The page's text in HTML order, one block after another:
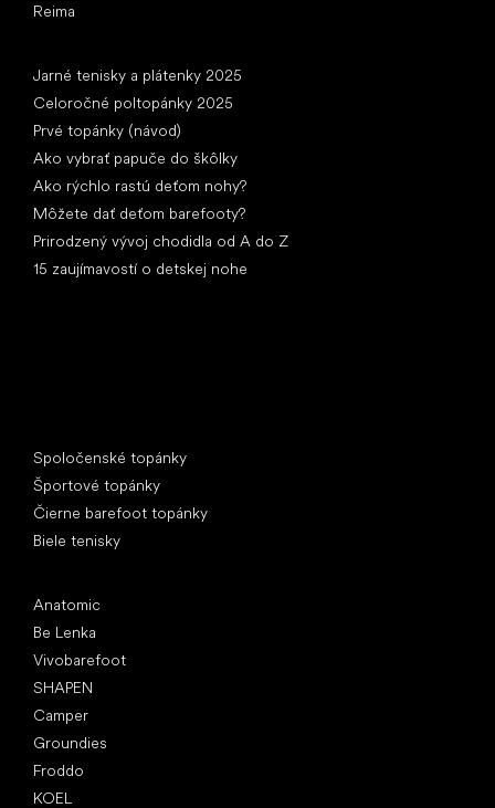
Reima
Jarné tenisky a plátenky 2025
Celoročné poltopánky 2025
Prvé topánky (návod)
Ako vybrať papuče do škôlky
Ako rýchlo rastú deťom nohy?
Môžete dať deťom barefooty?
Prirodzený vývoj chodidla od A do Z
15 zaujímavostí o detskej nohe
Spoločenské topánky
Športové topánky
Čierne barefoot topánky
Biele tenisky
Anatomic
Be Lenka
Vivobarefoot
SHAPEN
Camper
Groundies
Froddo
KOEL